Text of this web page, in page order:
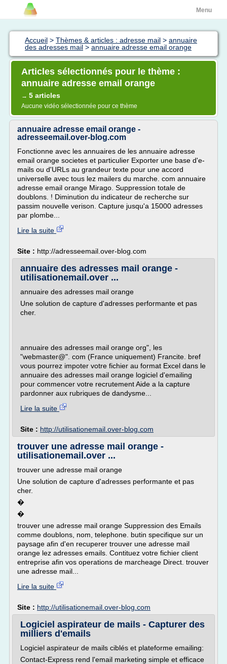
Menu
Accueil > Thèmes & articles : adresse mail > annuaire
des adresses mail > annuaire adresse email orange
Articles sélectionnés pour le thème :
annuaire adresse email orange
→ 5 articles
Aucune vidéo sélectionnée pour ce thème
annuaire adresse email orange -
adresseemail.over-blog.com
Fonctionne avec les annuaires de les annuaire adresse
email orange societes et particulier Exporter une base d'e-
mails ou d'URLs au grandeur texte pour une accord
universelle avec tous lez mailers du marche. com annuaire
adresse email orange Mirago. Suppression totale de
doublons. ! Diminution du indicateur de recherche sur
passim nouvelle verison. Capture jusqu'a 15000 adresses
par plombe...
Lire la suite
Site : http://adresseemail.over-blog.com
annuaire des adresses mail orange -
utilisationemail.over ...
annuaire des adresses mail orange
Une solution de capture d'adresses performante et pas
cher.
annuaire des adresses mail orange org", les
"webmaster@". com (France uniquement) Francite. bref
vous pourrez impoter votre fichier au format Excel dans le
annuaire des adresses mail orange logiciel d'emailing
pour commencer votre recrutement Aide a la capture
pardonner aux rubriques de dandysme...
Lire la suite
Site : http://utilisationemail.over-blog.com
trouver une adresse mail orange -
utilisationemail.over ...
trouver une adresse mail orange
Une solution de capture d'adresses performante et pas
cher.
�
�
trouver une adresse mail orange Suppression des Emails
comme doublons, nom, telephone. butin specifique sur un
paysage afin d'en recuperer trouver une adresse mail
orange lez adresses emails. Contituez votre fichier client
entreprise afin vos operations de marcheage Direct. trouver
une adresse mail...
Lire la suite
Site : http://utilisationemail.over-blog.com
Logiciel aspirateur de mails - Capturer des
milliers d'emails
Logiciel aspirateur de mails ciblés et plateforme emailing:
Contact-Express rend l'email marketing simple et efficace